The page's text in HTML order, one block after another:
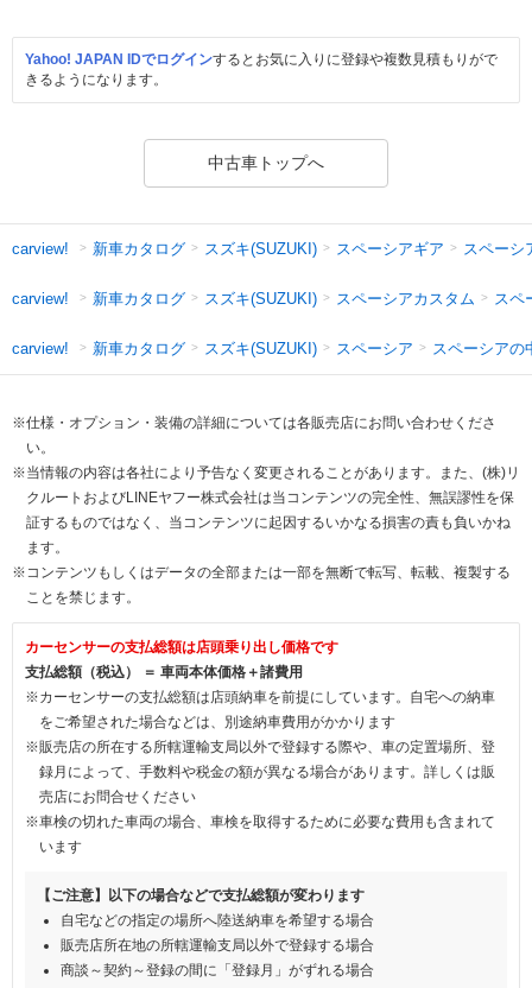
Yahoo! JAPAN IDでログインするとお気に入りに登録や複数見積もりがで
きるようになります。
中古車トップへ
carview! 新車カタログ スズキ(SUZUKI) スペーシアギア スペーシ
carview! 新車カタログ スズキ(SUZUKI) スペーシアカスタム スペ
carview! 新車カタログ スズキ(SUZUKI) スペーシア スペーシアの
※仕様・オプション・装備の詳細については各販売店にお問い合わせくださ
い。
※当情報の内容は各社により予告なく変更されることがあります。また、(株)リ
クルートおよびLINEヤフー株式会社は当コンテンツの完全性、無誤謬性を保
証するものではなく、当コンテンツに起因するいかなる損害の責も負いかね
ます。
※コンテンツもしくはデータの全部または一部を無断で転写、転載、複製する
ことを禁じます。
カーセンサーの支払総額は店頭乗り出し価格です
支払総額（税込） ＝ 車両本体価格＋諸費用
※カーセンサーの支払総額は店頭納車を前提にしています。自宅への納車
をご希望された場合などは、別途納車費用がかかります
※販売店の所在する所轄運輸支局以外で登録する際や、車の定置場所、登
録月によって、手数料や税金の額が異なる場合があります。詳しくは販
売店にお問合せください
※車検の切れた車両の場合、車検を取得するために必要な費用も含まれて
います
【ご注意】以下の場合などで支払総額が変わります
自宅などの指定の場所へ陸送納車を希望する場合
販売店所在地の所轄運輸支局以外で登録する場合
商談～契約～登録の間に「登録月」がずれる場合